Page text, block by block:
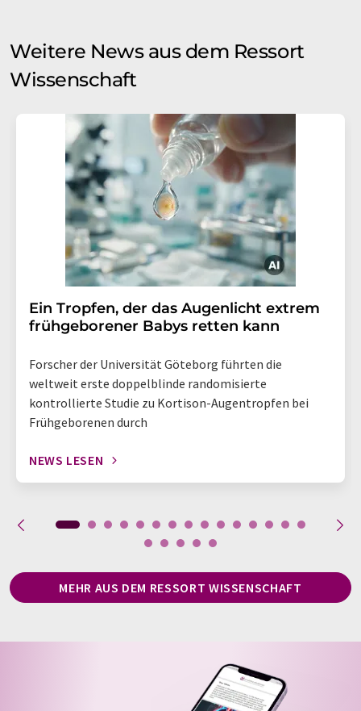
Weitere News aus dem Ressort
Wissenschaft
Ein Tropfen, der das Augenlicht extrem
frühgeborener Babys retten kann
Forscher der Universität Göteborg führten die
weltweit erste doppelblinde randomisierte
kontrollierte Studie zu Kortison-Augentropfen bei
Frühgeborenen durch
NEWS LESEN
MEHR AUS DEM RESSORT WISSENSCHAFT